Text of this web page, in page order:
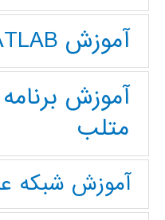
آموزش MATLAB
آموزش
متلب
آموزش شبکه